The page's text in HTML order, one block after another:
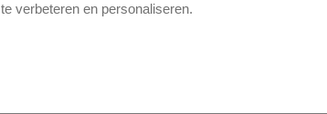
verbeteren en personaliseren.